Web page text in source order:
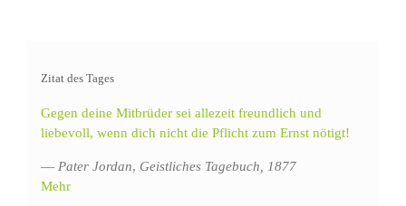
Zitat des Tages
Gegen deine Mitbrüder sei allezeit freundlich und
liebevoll, wenn dich nicht die Pflicht zum Ernst nötigt!
— Pater Jordan, Geistliches Tagebuch, 1877
Mehr